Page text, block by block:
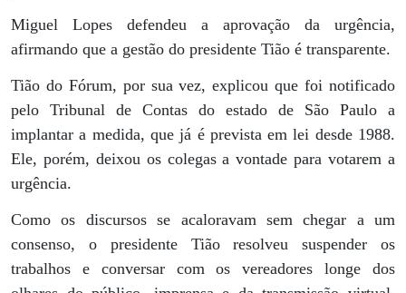
Miguel Lopes defendeu a aprovação da urgência,
afirmando que a gestão do presidente Tião é transparente.
Tião do Fórum, por sua vez, explicou que foi notificado
pelo Tribunal de Contas do estado de São Paulo a
implantar a medida, que já é prevista em lei desde 1988.
Ele, porém, deixou os colegas a vontade para votarem a
urgência.
Como os discursos se acaloravam sem chegar a um
consenso, o presidente Tião resolveu suspender os
trabalhos e conversar com os vereadores longe dos